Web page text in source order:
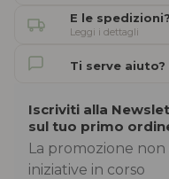
E le spedizioni?
Leggi i dettagli
Ti serve
Iscriviti alla
sul tuo primo
La promozione
iniziative in corso